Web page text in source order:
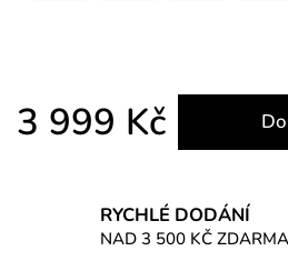
3 999 Kč
RYCHLÉ DODÁNÍ
NAD 3 500 KČ ZDARMA